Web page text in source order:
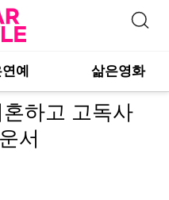
예 삶은영화
하고 고독사
서